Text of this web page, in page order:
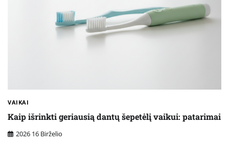
VAIKAI
Kaip išrinkti geriausią dantų šepetėlį vaikui: patarimai
2026 16 Birželio